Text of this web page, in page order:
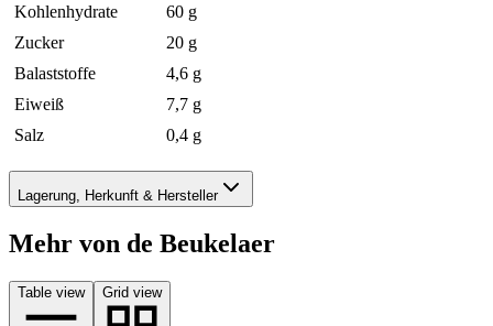
Kohlenhydrate
60 g
Zucker
20 g
Balaststoffe
4,6 g
Eiweiß
7,7 g
Salz
0,4 g
Lagerung, Herkunft & Hersteller
Mehr von de Beukelaer
Table view Grid view